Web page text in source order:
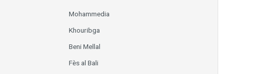
Mohammedia
Khouribga
Beni Mellal
Fès al Bali